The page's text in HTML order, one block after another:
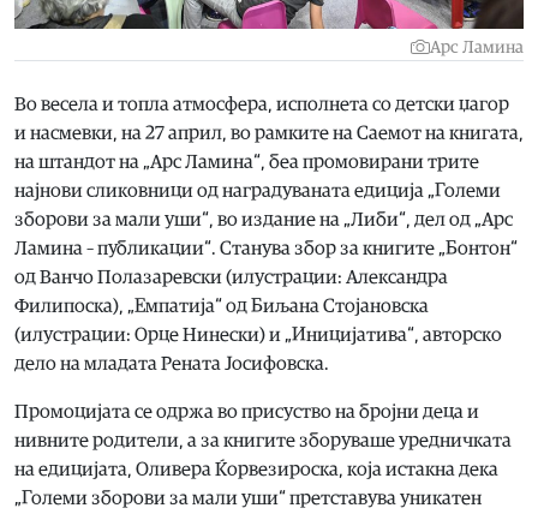
Арс Ламина
Во весела и топла атмосфера, исполнета со детски џагор
и насмевки, на 27 април, во рамките на Саемот на книгата,
на штандот на „Арс Ламина“, беа промовирани трите
најнови сликовници од наградуваната едиција „Големи
зборови за мали уши“, во издание на „Либи“, дел од „Арс
Ламина – публикации“. Станува збор за книгите „Бонтон“
од Ванчо Полазаревски (илустрации: Александра
Филипоска), „Емпатија“ од Биљана Стојановска
(илустрации: Орце Нинески) и „Иницијатива“, авторско
дело на младата Рената Јосифовска.
Промоцијата се одржа во присуство на бројни деца и
нивните родители, а за книгите зборуваше уредничката
на едицијата, Оливера Ќорвезироска, која истакна дека
„Големи зборови за мали уши“ претставува уникатен